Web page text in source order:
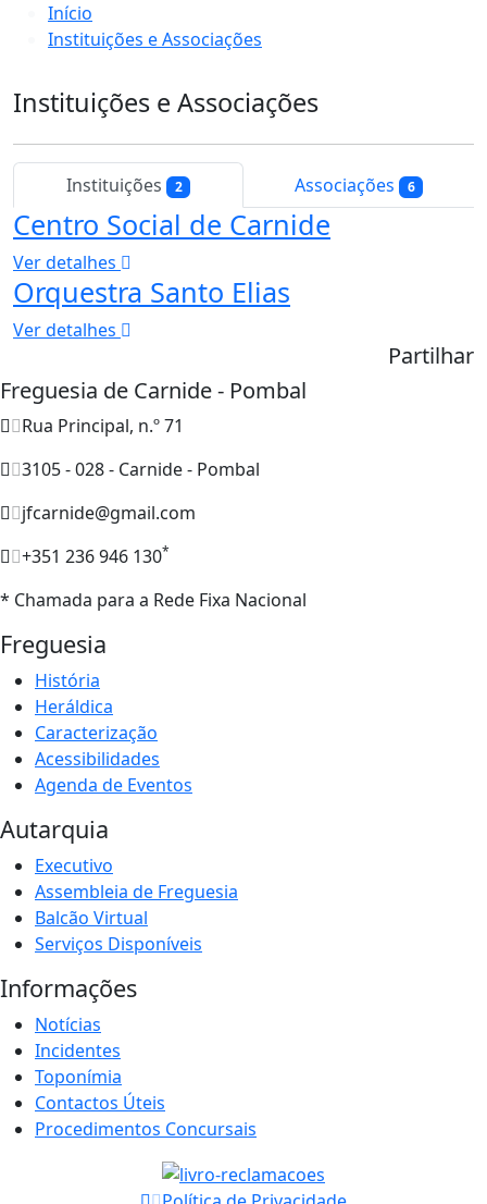
Início
Instituições e Associações
Instituições e Associações
Instituições 2 Associações 6
Centro Social de Carnide
Ver detalhes
Orquestra Santo Elias
Ver detalhes
Partilhar
Freguesia de Carnide - Pombal
Rua Principal, n.º 71
3105 - 028 - Carnide - Pombal
jfcarnide@gmail.com
+351 236 946 130*
* Chamada para a Rede Fixa Nacional
Freguesia
História
Heráldica
Caracterização
Acessibilidades
Agenda de Eventos
Autarquia
Executivo
Assembleia de Freguesia
Balcão Virtual
Serviços Disponíveis
Informações
Notícias
Incidentes
Toponímia
Contactos Úteis
Procedimentos Concursais